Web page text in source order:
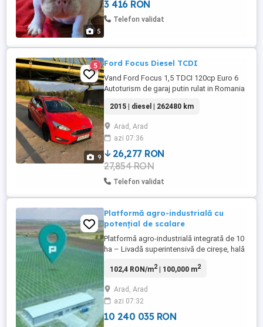
5
deparazitată conform vârstei însoțită de
Pedigree. Preț 650 euro,negociabil
3 416 RON
Telefon validat
9
5 Ford Focus Diesel TCDI
Vand Ford Focus 1,5 TDCI 120cp Euro 6
Autoturism de garaj putin rulat in Romania
BiXenon cu functie corrnering si day light
Led si stopuri led Navigatie cu harti
actualizate 2024 Tempomat Volan piele
cu comenzi Parbriz incalzit Clima Incalzire
in scaune Senzori ...
2015 | diesel | 262480 km
Arad, Arad
azi 07:36
26,277 RON
27,854 RON
Telefon validat
Platformă agro-industrială cu
potențial de scalare
Platformă agro-industrială integrată de 10
ha – Livadă superintensivă de cireșe, hală
PropertyLab vă propune spre vânzare o
operațională, situată strategic pe DN7, pe
ruta Arad – Nădlac, la aproximativ 600-800
m de viitorul centru ...
102,4 RON/m2| 100,000 m2
Arad, Arad
azi 07:32
10 240 035 RON